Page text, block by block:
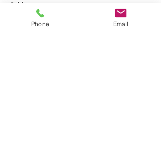
Schlussentspannung.
Was du brauchst? Gerne eine Flasche
Wasser und ein Handtuch - es…
Phone Email